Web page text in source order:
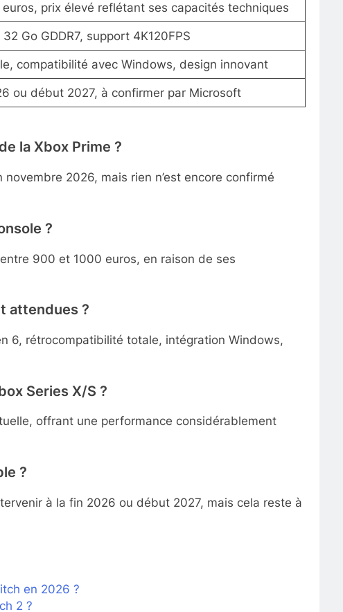
prix élevé reflétant ses capacités techniques
Go GDDR7, support 4K120FPS
compatibilité avec Windows, design innovant
ou début 2027, à confirmer par Microsoft
la Xbox Prime ?
2026, mais rien n’est encore confirmé
?
900 et 1000 euros, en raison de ses
attendues ?
6, rétrocompatibilité totale, intégration Windows,
Series X/S ?
offrant une performance considérablement
?
à la fin 2026 ou début 2027, mais cela reste à
en 2026 ?
2 ?